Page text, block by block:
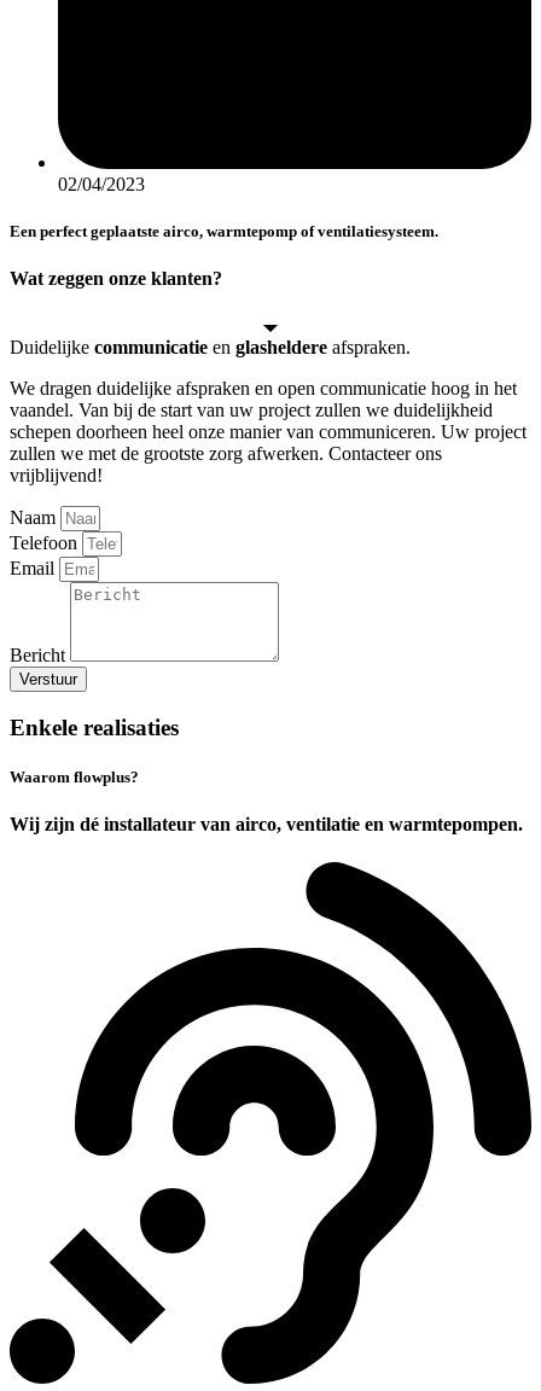
02/04/2023
Een perfect geplaatste airco, warmtepomp of ventilatiesysteem.
Wat zeggen onze klanten?
Duidelijke communicatie en glasheldere afspraken.
We dragen duidelijke afspraken en open communicatie hoog in het
vaandel. Van bij de start van uw project zullen we duidelijkheid
schepen doorheen heel onze manier van communiceren. Uw project
zullen we met de grootste zorg afwerken. Contacteer ons
vrijblijvend!
Naam
Telefoon
Email
Bericht
Verstuur
Enkele realisaties
Waarom flowplus?
Wij zijn dé installateur van airco, ventilatie en warmtepompen.